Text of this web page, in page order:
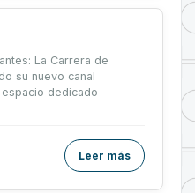
La Carrera de
su nuevo canal
espacio dedicado
Leer más